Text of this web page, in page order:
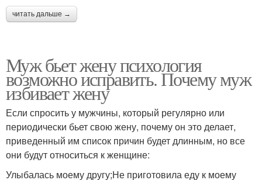
читать дальше →
Муж бьет жену психология
возможно исправить. Почему муж
избивает жену
Если спросить у мужчины, который регулярно или
периодически бьет свою жену, почему он это делает,
приведенный им список причин будет длинным, но все
они будут относиться к женщине:
Улыбалась моему другу;Не приготовила еду к моему